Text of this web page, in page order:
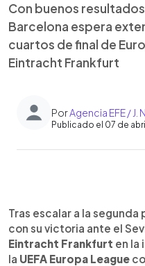
Con buenos
Barcelona espera
cuartos de final de
Eintracht Frankfurt
PorAgencia EFE / J.
Publicado el 07 de
Escuchar
Tras escalar a la
con su victoria ante el
Eintracht Frankfurt en la
la UEFA Europa League